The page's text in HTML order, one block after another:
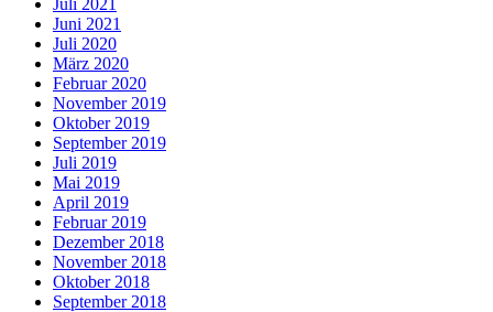
Juli 2021
Juni 2021
Juli 2020
März 2020
Februar 2020
November 2019
Oktober 2019
September 2019
Juli 2019
Mai 2019
April 2019
Februar 2019
Dezember 2018
November 2018
Oktober 2018
September 2018